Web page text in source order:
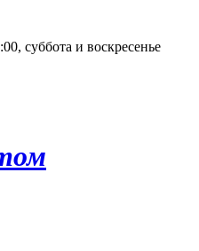
суббота и воскресенье